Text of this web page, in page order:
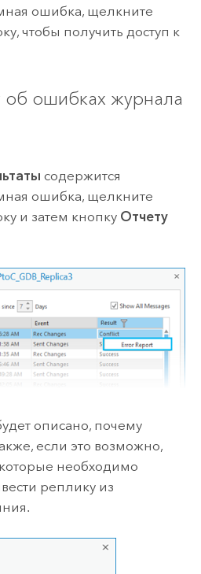
ошибка, щелкните
чтобы получить доступ к
об ошибках журнала
содержится
ошибка, щелкните
и затем кнопку Отчету
описано, почему
если это возможно,
необходимо
реплику из